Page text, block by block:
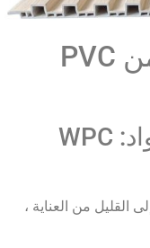
هل WPC أفضل من PVC
مقارنة خصائص المواد: WPC
القليل من العناية ،